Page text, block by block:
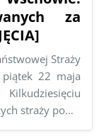
za
Straży
22 maja
straży po…